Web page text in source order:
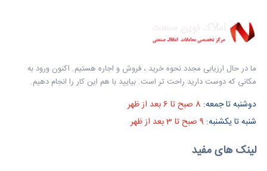
ما در حال ارزیابی مجدد نحوه خرید ، فروش و اجاره هستیم. اکنون ورود به
مکانی که دوست دارید راحت تر است. بیایید با هم این کار را انجام دهیم.
دوشنبه تا جمعه:
شنبه تا یکشنبه:
لینک های مفید